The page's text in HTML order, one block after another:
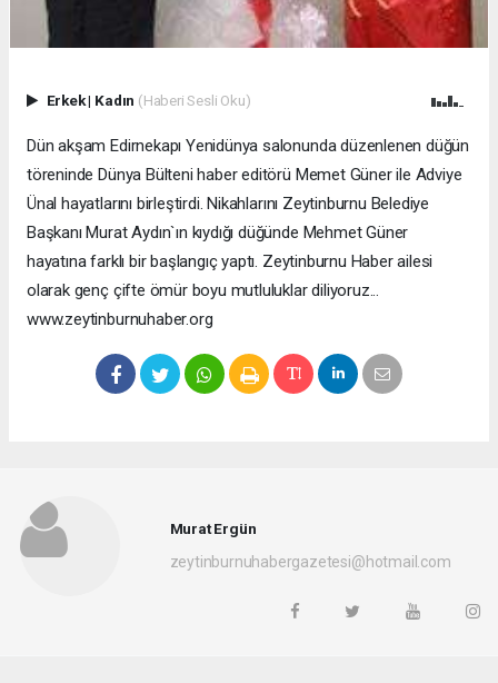
Erkek| Kadın (Haberi Sesli Oku)
Dün akşam Edirnekapı Yenidünya salonunda düzenlenen düğün
töreninde Dünya Bülteni haber editörü Memet Güner ile Adviye
Ünal hayatlarını birleştirdi. Nikahlarını Zeytinburnu Belediye
Başkanı Murat Aydın`ın kıydığı düğünde Mehmet Güner
hayatına farklı bir başlangıç yaptı. Zeytinburnu Haber ailesi
olarak genç çifte ömür boyu mutluluklar diliyoruz...
www.zeytinburnuhaber.org
Murat Ergün
zeytinburnuhabergazetesi@hotmail.com